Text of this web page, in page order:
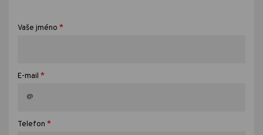
Vaše jméno *
E-mail *
Telefon *